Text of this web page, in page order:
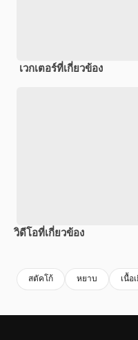
เวกเตอร์ที่เกี่ยวข้อง
วิดีโอที่เกี่ยวข้อง
สตัคโก้ หยาบ เนื้อ